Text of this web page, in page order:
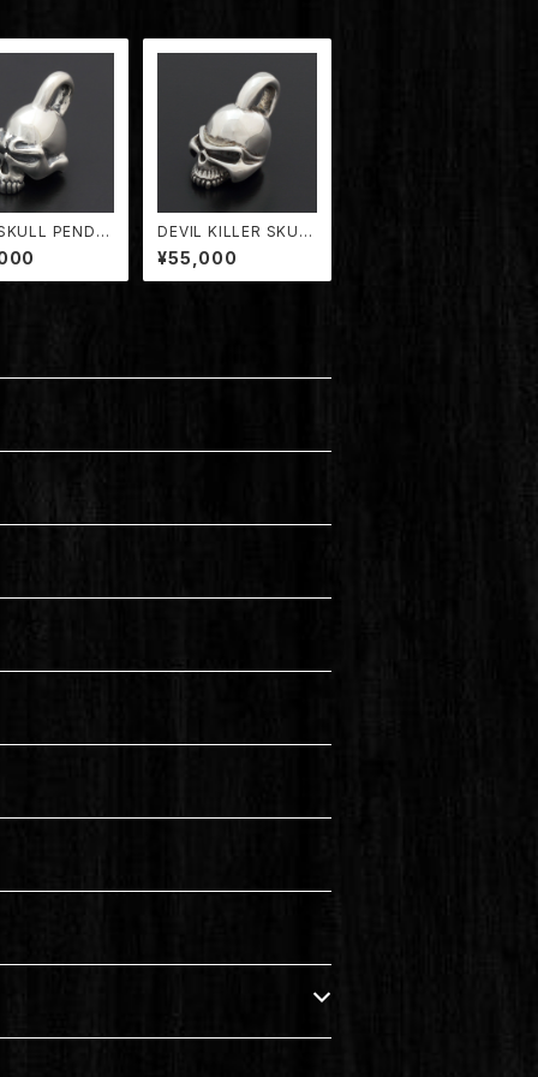
PENDA
001/MD】
DEVIL KILLER SKUL
L PENDANT【TDPD-
001/DK】
¥55,000